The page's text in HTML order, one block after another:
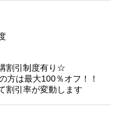
割引制度有り☆
方は最大100％オフ！！
割引率が変動します